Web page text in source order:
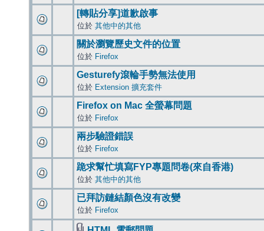
[轉貼分享]道歉啟事
位於 其他中的其他
關於瀏覽歷史文件的位置
位於 Firefox
Gesturefy滾輪手勢無法使用
位於 Extension 擴充套件
Firefox on Mac 全螢幕問題
位於 Firefox
兩步驗證錯誤
位於 Firefox
跪求幫忙填寫FYP專題問卷(來自香港)
位於 其他中的其他
已拜訪鏈結顏色沒有改變
位於 Firefox